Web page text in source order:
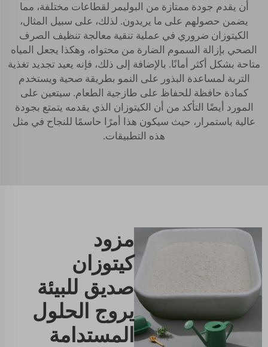
أن يقدم جودة ممتازة من البوليمر لقطاعات مختلفة، مما
يضمن حصولهم على ما يريدون. لذلك، على سبيل المثال،
الكيتوزان ضروري في عملية تنقية معالجة تنظيف الصرف
الصحي بإزالة السموم الضارة من محتواه، وهكذا يجعل المياه
متاحة بشكل أكثر أمانًا. بالإضافة إلى ذلك، فإنه يعيد تجديد تغذية
التربة لمساعدة البذور على النمو بطريقة صحية ويستخدم
كمادة حافظة للحفاظ على طازجية الطعام. سيتعين على
المورد أيضًا التأكد من أن الكيتوزان الذي يقدمه يتمتع بجودة
عالية باستمرار، حيث سيكون هذا أمرًا حاسمًا للنجاح في مثل
هذه التطبيقات.
مزود
كيتوزان
صديق للبيئة
يروج الحلول
المستدامة